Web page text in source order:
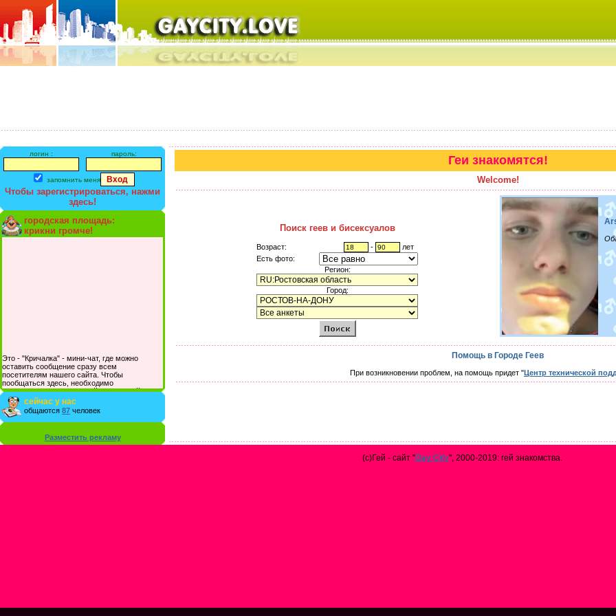
логин : пароль:
запомнить меня
Чтобы зарегистрироваться, нажми
здесь!
городская площадь:
крикни громче!
Это - "Кричалка" - мини-чат, где можно
оставить сообщение сразу всем
посетителям нашего сайта. Чтобы
пообщаться здесь, необходимо
зарегистрироваться на сайте и/или войти со
своими логином и паролем.
сейчас у нас
общаются 87 человек
Разместить рекламу
Геи знакомятся!
Welcome!
Поиск геев и бисексуалов
Возраст: -
лет
Есть фото:
Регион:
Город:
Помощь в Городе Геев
При возникновении проблем, на помощь придет "Центр технической
(с)Гей - сайт "Gay City", 2000-2019: гей знакомства.